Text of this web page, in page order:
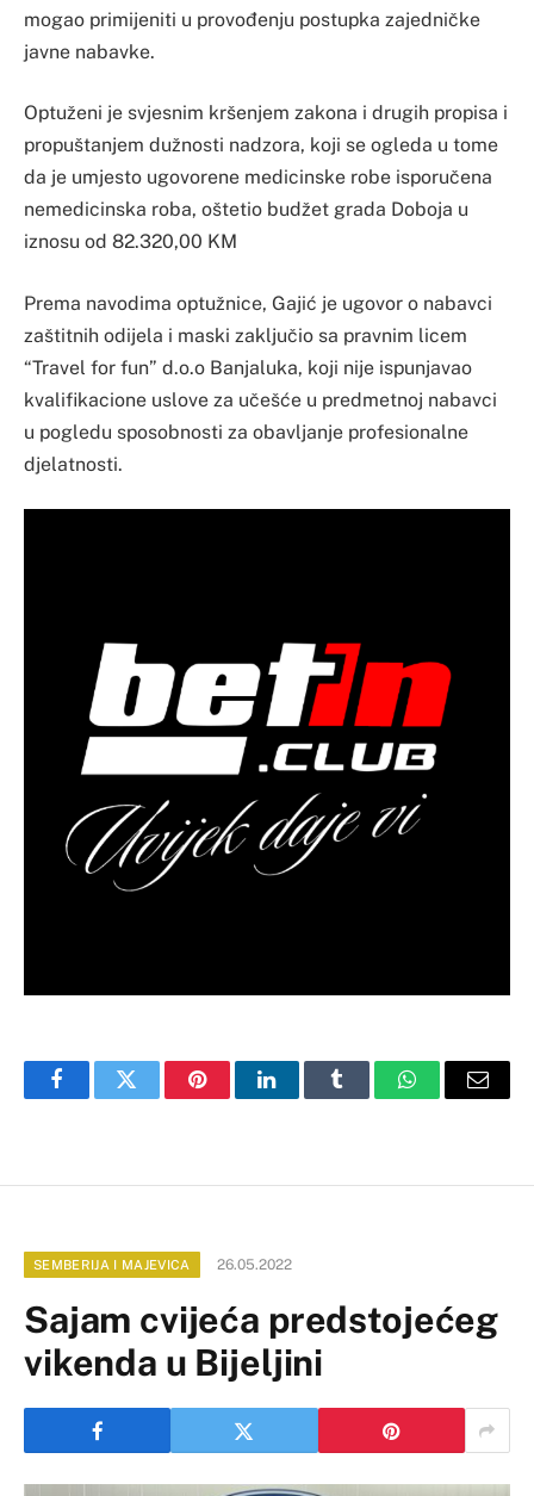
mogao primijeniti u provođenju postupka zajedničke
javne nabavke.
Optuženi je svjesnim kršenjem zakona i drugih propisa i
propuštanjem dužnosti nadzora, koji se ogleda u tome
da je umjesto ugovorene medicinske robe isporučena
nemedicinska roba, oštetio budžet grada Doboja u
iznosu od 82.320,00 KM
Prema navodima optužnice, Gajić je ugovor o nabavci
zaštitnih odijela i maski zaključio sa pravnim licem
“Travel for fun” d.o.o Banjaluka, koji nije ispunjavao
kvalifikacione uslove za učešće u predmetnoj nabavci
u pogledu sposobnosti za obavljanje profesionalne
djelatnosti.
FacebookTwitter PinterestLinkedInTumblr WhatsAppEmail
SEMBERIJA I MAJEVICA 26.05.2022
Sajam cvijeća predstojećeg
vikenda u Bijeljini